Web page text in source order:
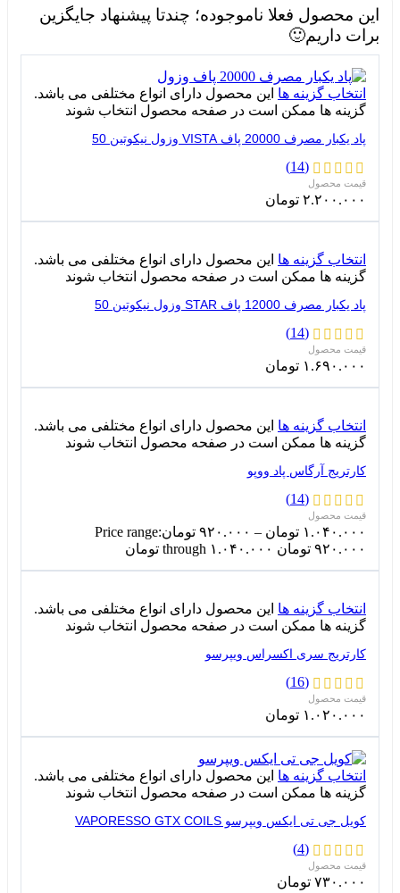
این محصول فعلا ناموجوده؛ چندتا پیشنهاد جایگزین
برات داریم🙂
انتخاب گزینه ها این محصول دارای انواع مختلفی می باشد.
گزینه ها ممکن است در صفحه محصول انتخاب شوند
پاد یکبار مصرف 20000 پاف VISTA وزول نیکوتین 50
(14)
۲.۲۰۰.۰۰۰ تومان
انتخاب گزینه ها این محصول دارای انواع مختلفی می باشد.
گزینه ها ممکن است در صفحه محصول انتخاب شوند
پاد یکبار مصرف 12000 پاف STAR وزول نیکوتین 50
(14)
۱.۶۹۰.۰۰۰ تومان
انتخاب گزینه ها این محصول دارای انواع مختلفی می باشد.
گزینه ها ممکن است در صفحه محصول انتخاب شوند
کارتریج آرگاس پاد ووپو
(14)
۱.۰۴۰.۰۰۰ تومان – ۹۲۰.۰۰۰ تومانPrice range:
۹۲۰.۰۰۰ تومان through ۱.۰۴۰.۰۰۰ تومان
انتخاب گزینه ها این محصول دارای انواع مختلفی می باشد.
گزینه ها ممکن است در صفحه محصول انتخاب شوند
کارتریج سری اکسراس ویپرسو
(16)
۱.۰۲۰.۰۰۰ تومان
انتخاب گزینه ها این محصول دارای انواع مختلفی می باشد.
گزینه ها ممکن است در صفحه محصول انتخاب شوند
کویل جی تی ایکس ویپرسو VAPORESSO GTX COILS
(4)
۷۳۰.۰۰۰ تومان